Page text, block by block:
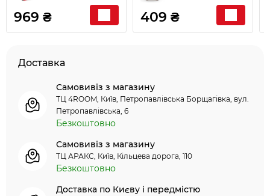
969 ₴ 409 ₴
Доставка
Самовивіз з магазину
ТЦ 4ROOM, Київ, Петропавлівська Борщагівка, вул.
Петропавлівська, 6
Безкоштовно
Самовивіз з магазину
ТЦ АРАКС, Київ, Кільцева дорога, 110
Безкоштовно
Доставка по Києву і передмістю